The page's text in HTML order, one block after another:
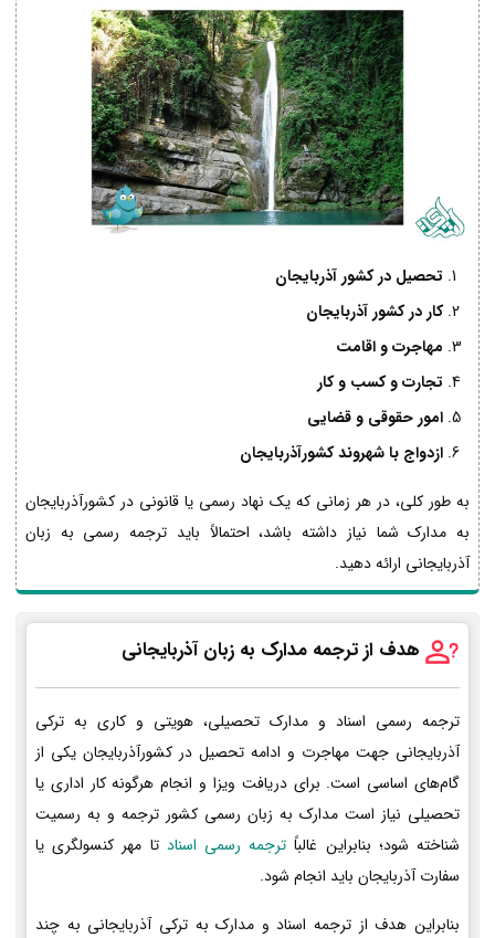
تحصیل در کشور آذربایجان
کار در کشور آذربایجان
مهاجرت و اقامت
تجارت و کسب و کار
امور حقوقی و قضایی
ازدواج با شهروند کشورآذربایجان
به طور کلی، در هر زمانی که یک نهاد رسمی یا قانونی در کشورآذربایجان
به مدارک شما نیاز داشته باشد، احتمالاً باید ترجمه رسمی به زبان
آذربایجانی ارائه دهید.
هدف از ترجمه مدارک به زبان آذربایجانی
ترجمه رسمی اسناد و مدارک تحصیلی، هویتی و کاری به ترکی
آذربایجانی جهت مهاجرت و ادامه تحصیل در کشورآذربایجان یکی از
گام‌های اساسی است. برای دریافت ویزا و انجام هرگونه کار اداری یا
تحصیلی نیاز است مدارک به زبان رسمی کشور ترجمه و به رسمیت
شناخته شود؛ بنابراین غالباً ترجمه رسمی اسناد تا مهر کنسولگری یا
سفارت آذربایجان باید انجام شود.
بنابراین هدف از ترجمه اسناد و مدارک به ترکی آذربایجانی به چند